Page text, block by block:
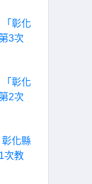
「彰化
3次
「彰化
2次
彰化縣
次教